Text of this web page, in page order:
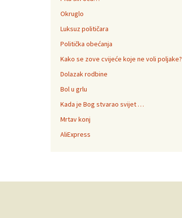
Okruglo
Luksuz političara
Politička obećanja
Kako se zove cvijeće koje ne voli poljake?
Dolazak rodbine
Bol u grlu
Kada je Bog stvarao svijet …
Mrtav konj
AliExpress